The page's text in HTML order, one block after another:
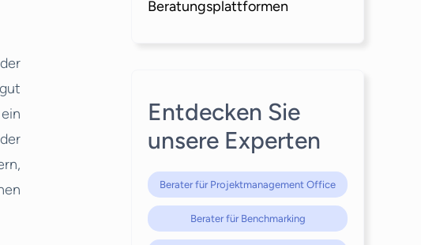
Beratungsplattformen
Entdecken Sie
unsere Experten
Berater für Projektmanagement Office
Berater für Benchmarking